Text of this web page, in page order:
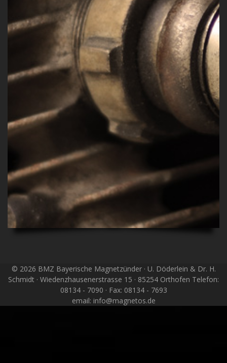
© 2026 BMZ Bayerische Magnetzünder · U. Döderlein & Dr. H.
Schmidt · Wiedenzhausenerstrasse 15 · 85254 Orthofen Telefon:
08134 - 7090 · Fax: 08134 - 7693
email: info@magnetos.de